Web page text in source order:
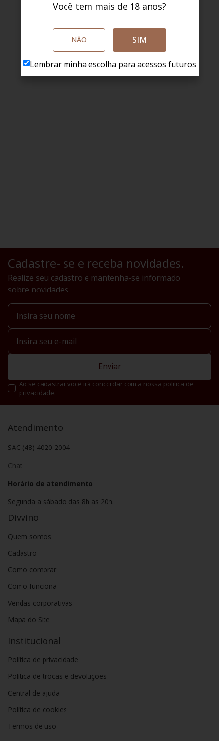
Cadastre- se e receba novidades.
Realize seu cadastro e mantenha-se informado
sobre novidades
Enviar
Ao se cadastrar você irá concordar com a nossa política de
privacidade.
Atendimento
SAC (48) 4020 2004
Chat
Horário de atendimento
Segunda a sábado das 8h as 20h.
Divvino
Quem somos
Cadastro
Como comprar
Como funciona
Vendas corporativas
Mapa do Site
Institucional
Política de privacidade
Política de trocas e devoluções
Central de ajuda
Política de cookies
Termos de uso
Você tem mais de 18 anos?
NÃO SIM
Lembrar minha escolha para acessos futuros